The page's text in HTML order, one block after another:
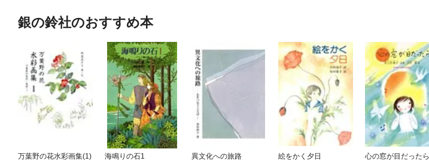
銀の鈴社のおすすめ本
万葉野の花水彩画集(1)
海鳴りの石1
異文化への旅路
絵をかく夕日
心の窓が目だったら